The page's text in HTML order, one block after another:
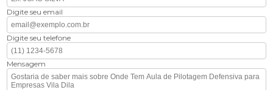
Digite seu email
Digite seu telefone
Mensagem